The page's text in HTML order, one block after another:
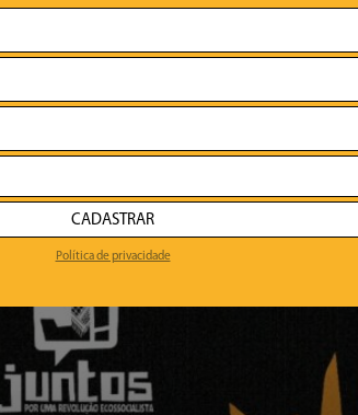
CADASTRAR
Política de privacidade